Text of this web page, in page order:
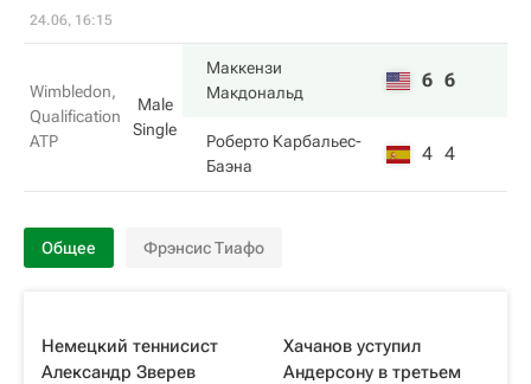
24.06, 16:15
Wimbledon,
Qualification
ATP
Male
Single
Маккензи
Макдональд
6 6
Роберто Карбальес-
Баэна
4 4
Общее Фрэнсис Тиафо
Немецкий теннисист
Александр Зверев
Хачанов уступил
Андерсону в третьем